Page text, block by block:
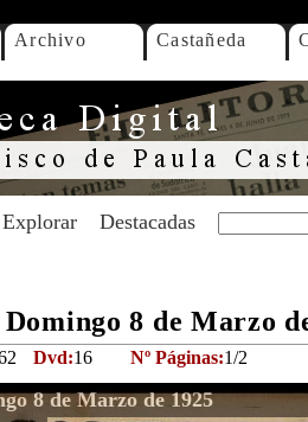
Archivo Castañeda
Explorar Destacadas
8 de Marzo
Dvd:16 Nº Páginas:1/2
8 de Marzo de 1925